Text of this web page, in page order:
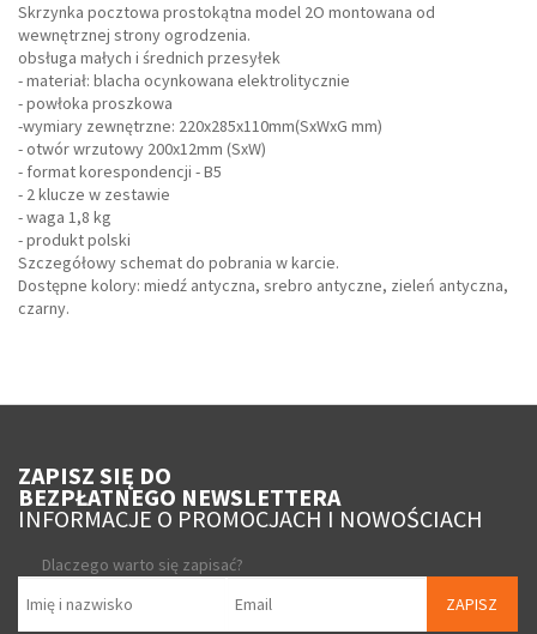
Skrzynka pocztowa prostokątna model 2O montowana od
wewnętrznej strony ogrodzenia.
obsługa małych i średnich przesyłek
- materiał: blacha ocynkowana elektrolitycznie
- powłoka proszkowa
-wymiary zewnętrzne: 220x285x110mm(SxWxG mm)
- otwór wrzutowy 200x12mm (SxW)
- format korespondencji - B5
- 2 klucze w zestawie
- waga 1,8 kg
- produkt polski
Szczegółowy schemat do pobrania w karcie.
Dostępne kolory: miedź antyczna, srebro antyczne, zieleń antyczna,
czarny.
ZAPISZ SIĘ DO
BEZPŁATNEGO NEWSLETTERA
INFORMACJE O PROMOCJACH I NOWOŚCIACH
Dlaczego warto się zapisać?
ZAPISZ